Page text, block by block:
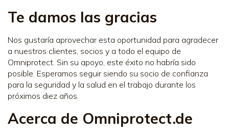
Te damos las gracias
Nos gustaría aprovechar esta oportunidad para agradecer
a nuestros clientes, socios y a todo el equipo de
Omniprotect. Sin su apoyo, este éxito no habría sido
posible. Esperamos seguir siendo su socio de confianza
para la seguridad y la salud en el trabajo durante los
próximos diez años.
Acerca de Omniprotect.de